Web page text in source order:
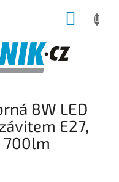
8W LED
E27,
700lm